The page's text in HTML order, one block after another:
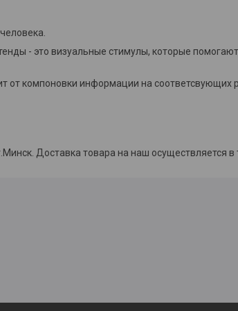
- это визуальные стимулы, которые
от компоновки информации на соответсвующих
Доставка товара на наш осуществляется в